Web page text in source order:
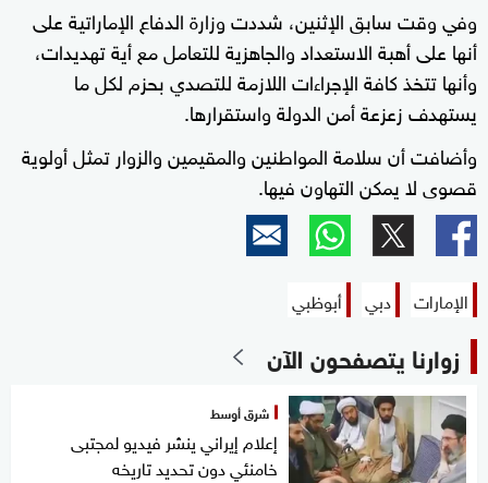
وفي وقت سابق الإثنين، شددت وزارة الدفاع الإماراتية على
أنها على أهبة الاستعداد والجاهزية للتعامل مع أية تهديدات،
وأنها تتخذ كافة الإجراءات اللازمة للتصدي بحزم لكل ما
يستهدف زعزعة أمن الدولة واستقرارها.
وأضافت أن سلامة المواطنين والمقيمين والزوار تمثل أولوية
قصوى لا يمكن التهاون فيها.
الإمارات دبي أبوظبي
زوارنا يتصفحون الآن
شرق أوسط
إعلام إيراني ينشر فيديو لمجتبى
خامنئي دون تحديد تاريخه